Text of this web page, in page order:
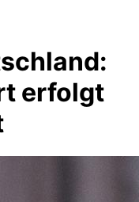
erfolgt